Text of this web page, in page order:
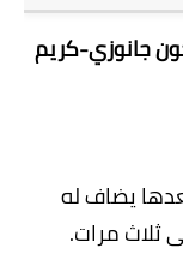
جانوزي-كريم
يضاف له
ثلاث مرات.